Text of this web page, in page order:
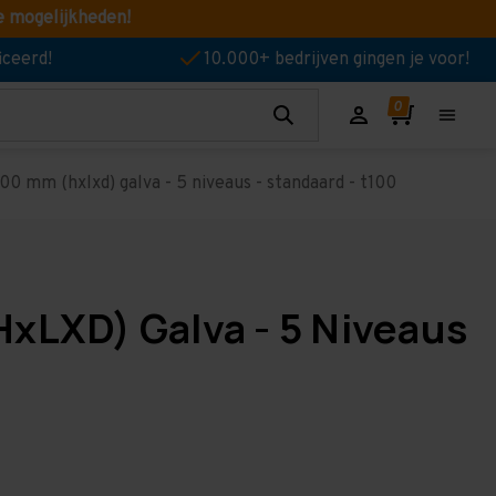
mogelijkheden!
10.000+ bedrijven gingen je voor!
mm (hxlxd) galva - 5 niveaus - standaard - t100
Galva - 5 Niveaus